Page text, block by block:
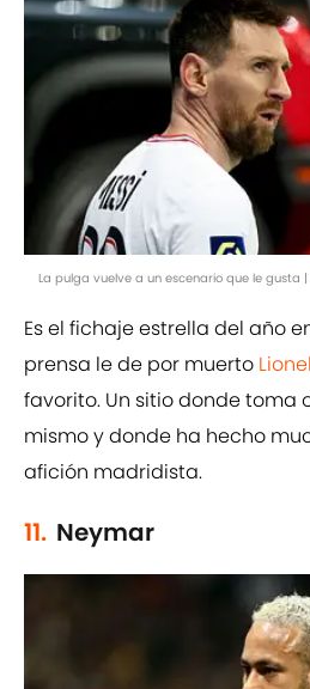
La pulga vuelve a un escenario que le gusta
Es el fichaje estrella del año
prensa le de por muerto Lionel
favorito. Un sitio donde toma
mismo y donde ha hecho
afición madridista.
11. Neymar